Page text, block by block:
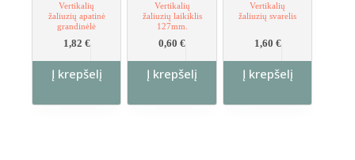
Vertikalių
žaliuzių apatinė
grandinėlė
1,82 €
Į krepšelį
Vertikalių
žaliuzių laikiklis
127mm.
0,60€
Į krepšelį
Vertikalių
žaliuzių svarelis
1,60 €
Į krepšelį